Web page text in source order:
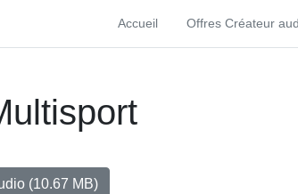
Accueil Offres Créateur
(10.67 MB)